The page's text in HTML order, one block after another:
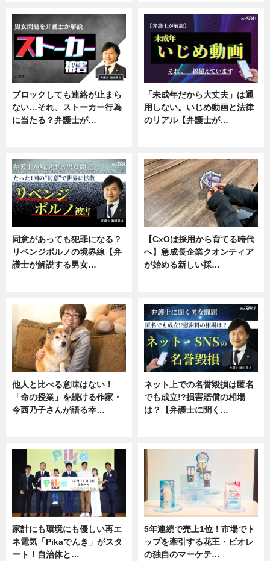
ブロックしても連絡が止まら
ない…それ、ストーカー行為
に当たる？弁護士が…
「未成年だから大丈夫」は通
用しない。いじめ動画と法律
のリアル【弁護士が…
同意があっても犯罪になる？
リベンジポルノの境界線【弁
護士が解説する男女…
【CxOは採用から育てる時代
へ】急成長企業クオンティア
が始める新しい採…
他人と比べる意味はない！
「命の授業」を続ける作家・
今西乃子さんが語る幸…
ネット上での名誉毀損は匿名
でも成立!?損害賠償の相場
は？【弁護士に聞く…
家計にも環境にも優しい再エ
ネ電気「Pikaでんき」がスタ
ート！自治体と…
5年連続で売上1位！市場でト
ップを牽引する花王・ビオレ
の独自のマーケテ…